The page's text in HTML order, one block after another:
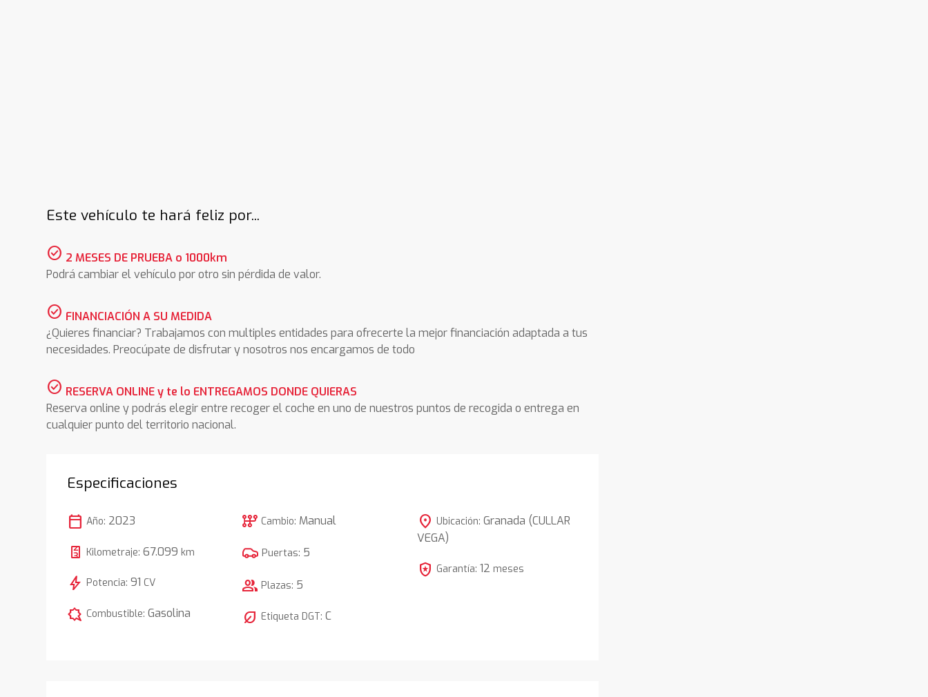
Este vehículo te hará feliz por...
check_circle 2 MESES DE PRUEBA o 1000km
Podrá cambiar el vehículo por otro sin pérdida de valor.
check_circle FINANCIACIÓN A SU MEDIDA
¿Quieres financiar? Trabajamos con multiples entidades para ofrecerte la mejor financiación adaptada a tus
necesidades. Preocúpate de disfrutar y nosotros nos encargamos de todo
check_circle RESERVA ONLINE y te lo ENTREGAMOS DONDE QUIERAS
Reserva online y podrás elegir entre recoger el coche en uno de nuestros puntos de recogida o entrega en
cualquier punto del territorio nacional.
Especificaciones
calendar_today Año: 2023
Kilometraje:67.099 km
bolt Potencia:91 CV
comic_bubble Combustible:Gasolina
auto_transmission Cambio: Manual
Puertas: 5
group Plazas: 5
nest_eco_leaf Etiqueta DGT:C
location_on Ubicación: Granada (CULLAR
VEGA)
local_police Garantía: 12 meses